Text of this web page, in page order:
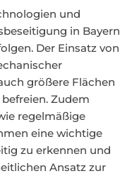
und
in Bayern
Der Einsatz von
größere Flächen
Zudem
regelmäßige
eine wichtige
zu erkennen und
Ansatz zur